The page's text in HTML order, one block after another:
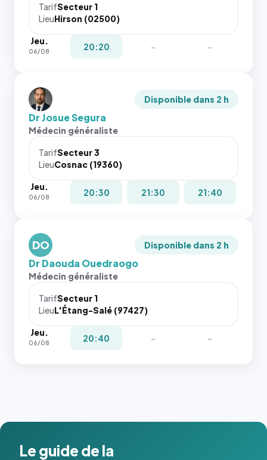
TarifSecteur 1
LieuHirson (02500)
Jeu.
06/08 20:20 - -
Disponible dans 2 h
Dr Josue Segura
Médecin généraliste
TarifSecteur 3
LieuCosnac (19360)
Jeu.
06/08 20:30 21:30 21:40
DO Disponible dans 2 h
Dr Daouda Ouedraogo
Médecin généraliste
TarifSecteur 1
LieuL'Étang-Salé (97427)
Jeu.
06/08 20:40 - -
Le guide de la